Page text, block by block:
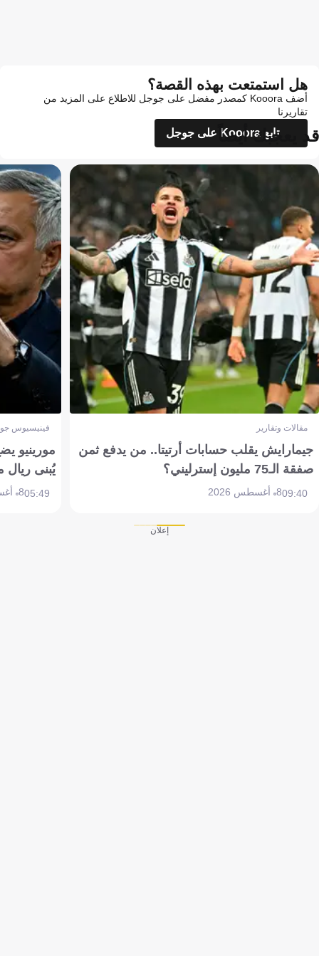
هل استمتعت بهذه القصة؟
أضف Kooora كمصدر مفضل على جوجل للاطلاع على المزيد من
تقاريرنا
تابع Kooora على جوجل
قد يعجبك أيضاً
مقالات وتقارير
جيمارايش يقلب حسابات أرتيتا.. من يدفع ثمن
صفقة الـ75 مليون إسترليني؟
09:408 أغسطس 2026
فينيسيوس
مورينيو
يُبنى ريال
05:498 أغسطس 2026
إعلان